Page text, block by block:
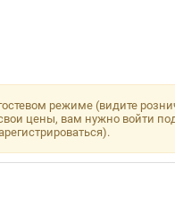
режиме (видите
цены, вам нужно войти